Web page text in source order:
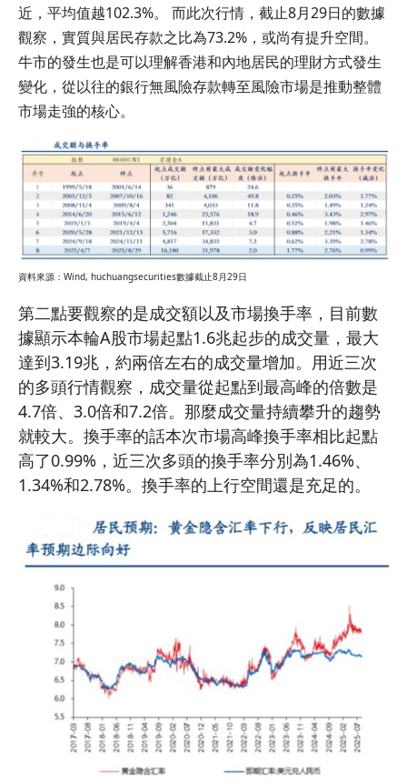
近，平均值越102.3%。 而此次行情，截止8月29日的數據
觀察，實質與居民存款之比為73.2%，或尚有提升空間。
牛市的發生也是可以理解香港和內地居民的理財方式發生
變化，從以往的銀行無風險存款轉至風險市場是推動整體
市場走強的核心。
資料來源：Wind, huchuangsecurities數據截止8月29日
第二點要觀察的是成交額以及市場換手率，目前數
據顯示本輪A股市場起點1.6兆起步的成交量，最大
達到3.19兆，約兩倍左右的成交量增加。用近三次
的多頭行情觀察，成交量從起點到最高峰的倍數是
4.7倍、3.0倍和7.2倍。那麼成交量持續攀升的趨勢
就較大。換手率的話本次市場高峰換手率相比起點
高了0.99%，近三次多頭的換手率分別為1.46%、
1.34%和2.78%。換手率的上行空間還是充足的。